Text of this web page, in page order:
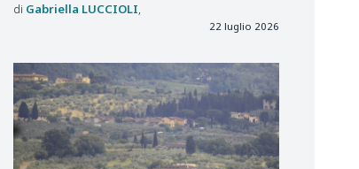
Gabriella LUCCIOLI
22 luglio 2026